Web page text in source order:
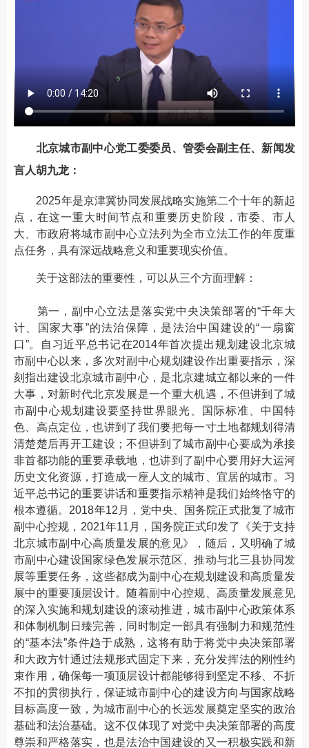
北京城市副中心党工委委员、管委会副主任、新闻发
言人胡九龙：
2025年是京津冀协同发展战略实施第二个十年的新起
点，在这一重大时间节点和重要历史阶段，市委、市人
大、市政府将城市副中心立法列为全市立法工作的年度重
点任务，具有深远战略意义和重要现实价值。
关于这部法的重要性，可以从三个方面理解：
第一，副中心立法是落实党中央决策部署的“千年大
计、国家大事”的法治保障，是法治中国建设的“一扇窗
口”。自习近平总书记在2014年首次提出规划建设北京城
市副中心以来，多次对副中心规划建设作出重要指示，深
刻指出建设北京城市副中心，是北京建城立都以来的一件
大事，对新时代北京发展是一个重大机遇，不但讲到了城
市副中心规划建设要坚持世界眼光、国际标准、中国特
色、高点定位，也讲到了我们要把每一寸土地都规划得清
清楚楚后再开工建设；不但讲到了城市副中心要成为承接
非首都功能的重要承载地，也讲到了副中心要用好大运河
历史文化资源，打造成一座人文的城市、宜居的城市。习
近平总书记的重要讲话和重要指示精神是我们始终恪守的
根本遵循。2018年12月，党中央、国务院正式批复了城市
副中心控规，2021年11月，国务院正式印发了《关于支持
北京城市副中心高质量发展的意见》，随后，又明确了城
市副中心建设国家绿色发展示范区、推动与北三县协同发
展等重要任务，这些都成为副中心在规划建设和高质量发
展中的重要顶层设计。随着副中心控规、高质量发展意见
的深入实施和规划建设的滚动推进，城市副中心政策体系
和体制机制日臻完善，同时制定一部具有强制力和规范性
的“基本法”条件趋于成熟，这将有助于将党中央决策部署
和大政方针通过法规形式固定下来，充分发挥法的刚性约
束作用，确保每一项顶层设计都能够得到坚定不移、不折
不扣的贯彻执行，保证城市副中心的建设方向与国家战略
目标高度一致，为城市副中心的长远发展奠定坚实的政治
基础和法治基础。这不仅体现了对党中央决策部署的高度
尊崇和严格落实，也是法治中国建设的又一积极实践和新